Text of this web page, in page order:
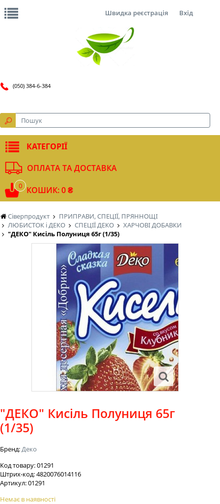
Сіверпродукт
ПРИПРАВИ, СПЕЦІЇ, ПРЯННОЩІ
ЛЮБИСТОК і ДЕКО
СПЕЦІЇ ДЕКО
ХАРЧОВІ ДОБАВКИ
"ДЕКО" Кисіль Полуниця 65г (1/35)
"ДЕКО" Кисіль Полуниця 65г
(1/35)
Бренд:Деко
Код товару:01291
Штрих-код:4820076014116
Артикул:01291
Немає в наявності
Швидка реєстрація Вхід
(050) 384-6-384
КАТЕГОРІЇ
ОПЛАТА ТА ДОСТАВКА
0 КОШИК: 0 ₴